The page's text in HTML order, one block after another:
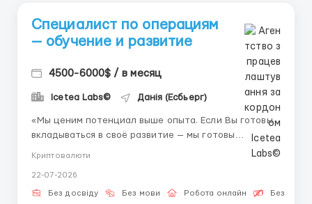
Специалист по операциям
— обучение и развитие
4500-6000$ / в месяц
Icetea Labs© Данія (Есбьерг)
«Мы ценим потенциал выше опыта. Если Вы готовы
вкладываться в своё развитие — мы готовы
и открывает вертикальные пути развития вплоть до
руководящих позиций. Icetea Labs открывает вакан...
Криптовалюти
22-07-2026
Без досвіду Без мови Робота онлайн